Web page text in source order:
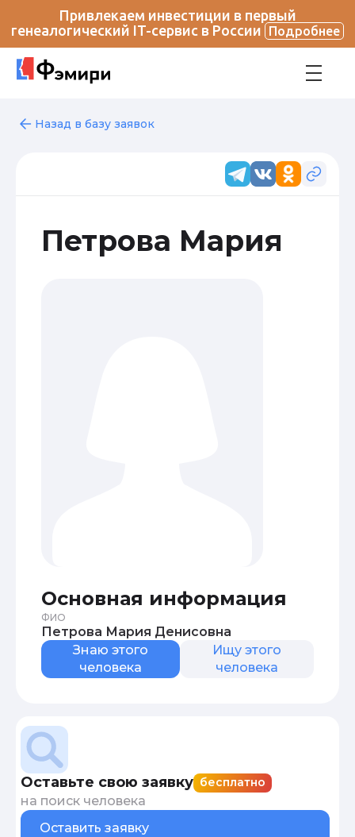
Привлекаем инвестиции в первый
генеалогический IT-сервис в России
Подробнее
Назад в базу заявок
Петрова Мария
Основная информация
ФИО
Петрова Мария Денисовна
Знаю этого
человека
Ищу этого
человека
Оставьте свою заявку бесплатно
на поиск человека
Оставить заявку